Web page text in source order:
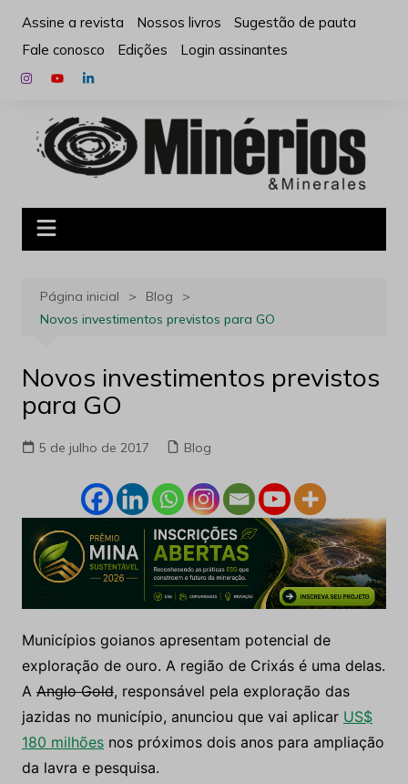
para
conteúdo
Assine a revista Nossos livros
Sugestão de pauta
Fale conosco
Edições Login assinantes
Página inicial
Blog
Novos investimentos previstos para GO
Novos investimentos previstos
para GO
5 de julho de 2017 Blog
Municípios goianos apresentam potencial de
exploração de ouro. A região de Crixás é uma delas.
A Anglo Gold, responsável pela exploração das
jazidas no município, anunciou que vai aplicar US$
180 milhõesnos próximos dois anos para ampliação
da lavra e pesquisa.